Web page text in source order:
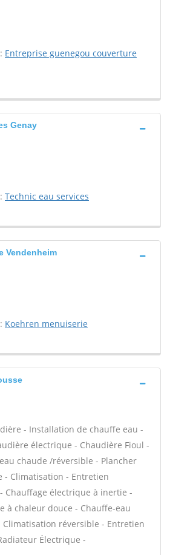
Entreprise guenegou couverture
Genay
Technic eau services
Vendenheim
Koehren menuiserie
- Installation de chauffe eau -
électrique - Chaudière Fioul -
chaude /réversible - Plancher
- Climatisation - Entretien
Chauffage électrique à inertie -
à chaleur douce - Chauffe-eau
réversible - Entretien
Électrique -